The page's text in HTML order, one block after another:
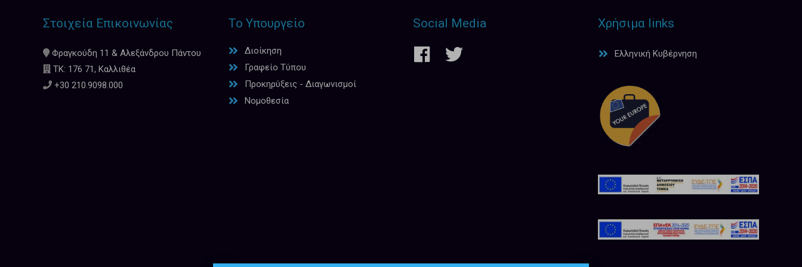
Στοιχεία Επικοινωνίας
Φραγκούδη 11 & Αλεξάνδρου Πάντου
ΤΚ: 176 71, Καλλιθέα
+30 210.9098.000
Το Υπουργείο
Διοίκηση
Γραφείο Τύπου
Προκηρύξεις - Διαγωνισμοί
Νομοθεσία
Social Media Χρήσιμα links
Ελληνική Κυβέρνηση